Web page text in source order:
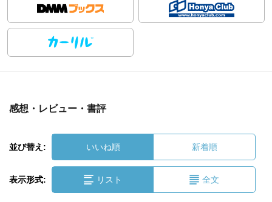
感想・レビュー・書評
並び替え: いいね順 新着順
表示形式: リスト 全文